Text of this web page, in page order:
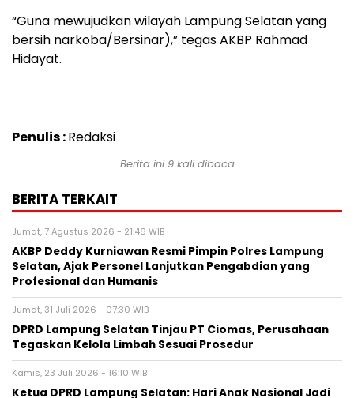
“Guna mewujudkan wilayah Lampung Selatan yang
bersih narkoba/Bersinar),” tegas AKBP Rahmad
Hidayat.
Penulis :Redaksi
Berita ini 9 kali dibaca
BERITA TERKAIT
Jumat, 7 Agustus 2026 - 21:46 WIB
AKBP Deddy Kurniawan Resmi Pimpin Polres Lampung
Selatan, Ajak Personel Lanjutkan Pengabdian yang
Profesional dan Humanis
Jumat, 31 Juli 2026 - 07:30 WIB
DPRD Lampung Selatan Tinjau PT Ciomas, Perusahaan
Tegaskan Kelola Limbah Sesuai Prosedur
Kamis, 23 Juli 2026 - 16:10 WIB
Ketua DPRD Lampung Selatan: Hari Anak Nasional Jadi